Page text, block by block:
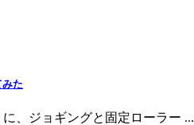
た
、ジョギングと固定ローラー ...